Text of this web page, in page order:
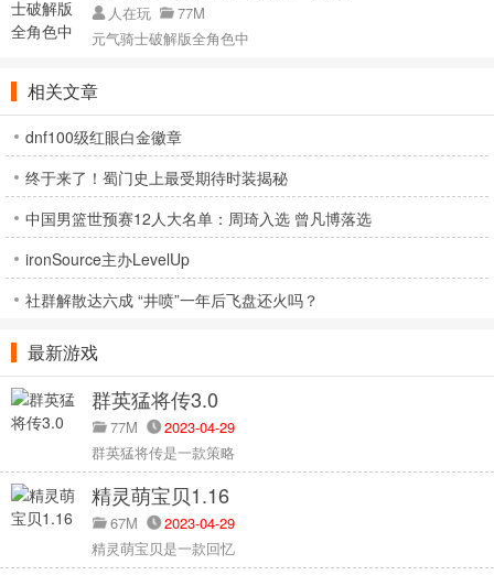
人在玩
77M
元气骑士破解版全角色中
相关文章
dnf100级红眼白金徽章
终于来了！蜀门史上最受期待时装揭秘
中国男篮世预赛12人大名单：周琦入选 曾凡博落选
ironSource主办LevelUp
社群解散达六成 “井喷”一年后飞盘还火吗？
最新游戏
群英猛将传3.0
77M
2023-04-29
群英猛将传是一款策略
精灵萌宝贝1.16
67M
2023-04-29
精灵萌宝贝是一款回忆